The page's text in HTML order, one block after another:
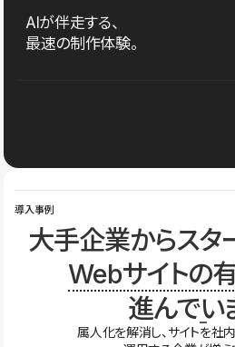
AIが伴走する、
最速の制作体験。
導入事例
大手企業からスタ
Webサイトの
進んでい
属人化を解消し、サイトを社